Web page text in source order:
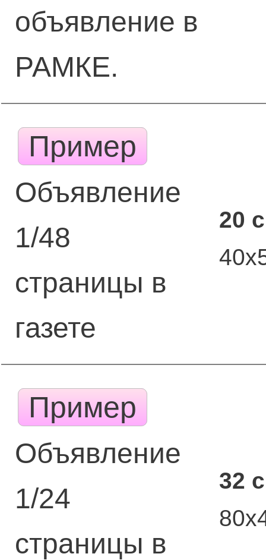
объявление в
РАМКЕ.
Пример
Объявление
1/48
страницы в
газете
20
Пример
Объявление
1/24
страницы в
32